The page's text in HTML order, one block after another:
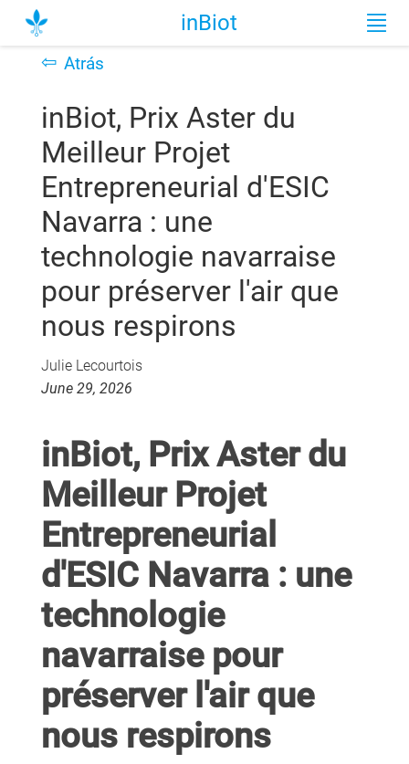
inBiot
⇦ Atrás
inBiot, Prix Aster du
Meilleur Projet
Entrepreneurial d'ESIC
Navarra : une
technologie navarraise
pour préserver l'air que
nous respirons
Julie Lecourtois
June 29, 2026
inBiot, Prix Aster du
Meilleur Projet
Entrepreneurial
d'ESIC Navarra : une
technologie
navarraise pour
préserver l'air que
nous respirons